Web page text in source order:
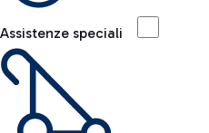
Assistenze speciali